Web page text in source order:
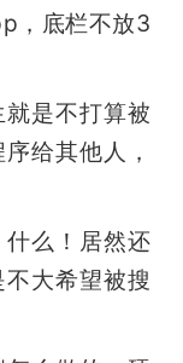
，底栏不放3
是不打算被
给其他人，
么！居然还
大希望被搜